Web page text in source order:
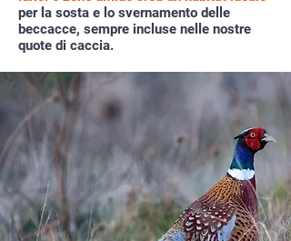
per la sosta e lo svernamento delle
beccacce, sempre incluse nelle nostre
quote di caccia.